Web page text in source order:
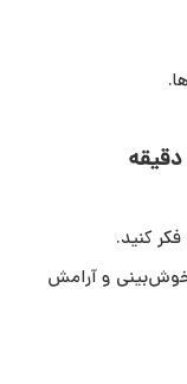
کنید.
و آرامش